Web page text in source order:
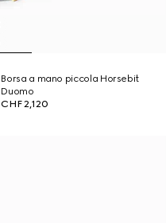
Borsa a mano piccola Horsebit
Duomo
CHF 2,120